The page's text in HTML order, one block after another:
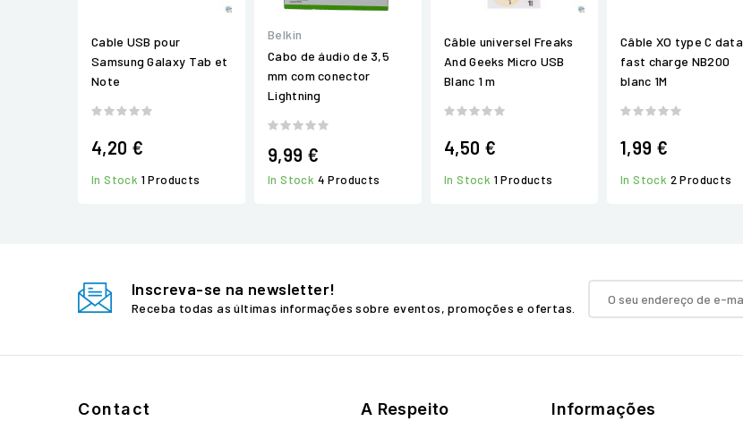
Cable USB pour
Samsung Galaxy Tab et
Note
4,20 €
In Stock 1 Products
Belkin
Cabo de áudio de 3,5
mm com conector
Lightning
9,99 €
In Stock 4 Products
Câble universel Freaks
And Geeks Micro USB
Blanc 1 m
4,50 €
In Stock 1 Products
Câble XO type C data
fast charge NB200
blanc 1M
1,99 €
In Stock 2 Products
Inscreva-se na newsletter!
Receba todas as últimas informações sobre eventos, promoções e ofertas.
Contact A Respeito Informações